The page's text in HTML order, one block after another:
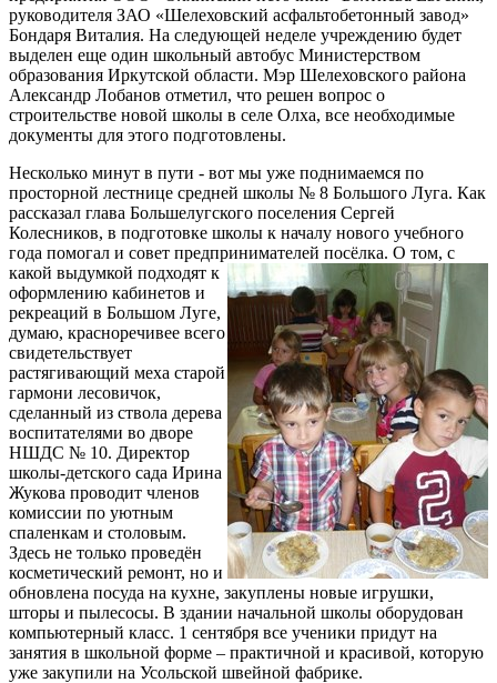
руководителя ЗАО «Шелеховский асфальтобетонный завод»
Бондаря Виталия. На следующей неделе учреждению будет
выделен еще один школьный автобус Министерством
образования Иркутской области. Мэр Шелеховского района
Александр Лобанов отметил, что решен вопрос о
строительстве новой школы в селе Олха, все необходимые
документы для этого подготовлены.
Несколько минут в пути - вот мы уже поднимаемся по
просторной лестнице средней школы № 8 Большого Луга. Как
рассказал глава Большелугского поселения Сергей
Колесников, в подготовке школы к началу нового учебного
года помогал и совет предпринимателей посёлка. О том, с
какой выдумкой подходят к
оформлению кабинетов и
рекреаций в Большом Луге,
думаю, красноречивее всего
свидетельствует
растягивающий меха старой
гармони лесовичок,
сделанный из ствола дерева
воспитателями во дворе
НШДС № 10. Директор
школы-детского сада Ирина
Жукова проводит членов
комиссии по уютным
спаленкам и столовым.
Здесь не только проведён
косметический ремонт, но и
обновлена посуда на кухне, закуплены новые игрушки,
шторы и пылесосы. В здании начальной школы оборудован
компьютерный класс. 1 сентября все ученики придут на
занятия в школьной форме – практичной и красивой, которую
уже закупили на Усольской швейной фабрике.